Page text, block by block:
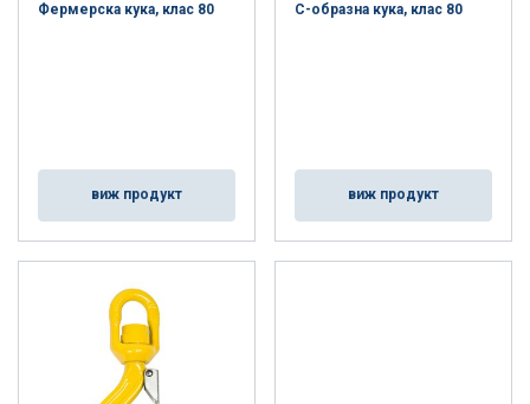
Фермерска кука, клас 80
виж продукт
С-образна кука, клас 80
виж продукт